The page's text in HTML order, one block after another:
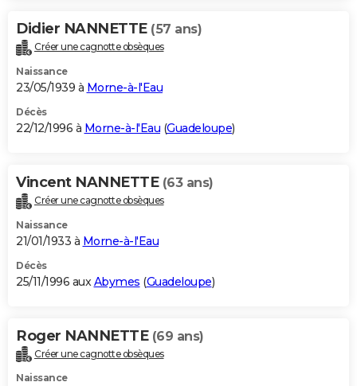
Didier NANNETTE (57 ans)
Créer une cagnotte obsèques
Naissance
23/05/1939 à Morne-à-l'Eau
Décès
22/12/1996 à Morne-à-l'Eau (Guadeloupe)
Vincent NANNETTE (63 ans)
Créer une cagnotte obsèques
Naissance
21/01/1933 à Morne-à-l'Eau
Décès
25/11/1996 aux Abymes (Guadeloupe)
Roger NANNETTE (69 ans)
Créer une cagnotte obsèques
Naissance